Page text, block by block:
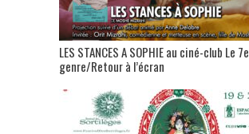
LES STANCES A SOPHIE au ciné-club Le 7e
genre/Retour à l’écran